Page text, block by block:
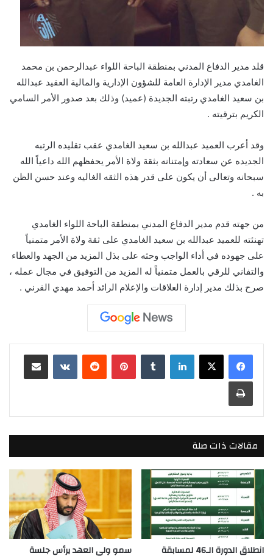
قلد مدير الدفاع المدني بمنطقة الباحة اللواء عبدالرحمن بن محمد
الغامدي مدير الإدارة العامة للشؤون الإدارية والمالية العقيد عبدالله
بن سعيد الغامدي رتبته الجديدة (عميد) وذلك بعد صدور الأمر السامي
الكريم بترقيته .
وقد أعرب العميد عبدالله بن سعيد الغامدي عقب تقليده الرتبه
الجديده عن سعادته وإمتنانه بثقة ولاة الأمر يحفظهم الله داعياً الله
سبحانه وتعالى أن يكون على قدر هذه الثقه الغاليه وعند حسن الظن
به .
من جهته قدم مدير الدفاع المدني بمنطقة الباحة اللواء الغامدي
تهنئته للعميد عبدالله بن سعيد الغامدي على ثقة ولاة الأمر متمنياً
على جهوده في أداء الواجب وحثه على بذل المزيد من الجهد والعطاء
والتفاني للرقي بالعمل متمنياً له المزيد من التوفيق في مجال عمله ،
صرح بذلك مدير إدارة العلاقات والإعلام الرائد أحمد مهدي القرني .
لينكدإن بينتيريست مشاركة عبر البريد
طباعة
مقالات ذات صلة
انطلاق الدورة الـ46 لمسابقة سمو ولي العهد يرأس جلسة